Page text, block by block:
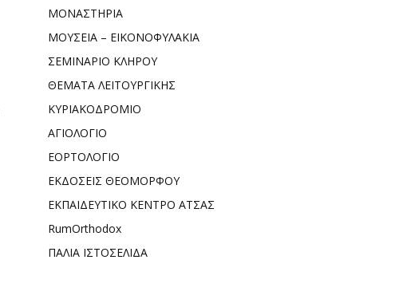
ΜΟΝΑΣΤΗΡΙΑ
ΜΟΥΣΕΙΑ – ΕΙΚΟΝΟΦΥΛΑΚΙΑ
ΣΕΜΙΝΑΡΙΟ ΚΛΗΡΟΥ
ΘΕΜΑΤΑ ΛΕΙΤΟΥΡΓΙΚΗΣ
ΚΥΡΙΑΚΟΔΡΟΜΙΟ
ΑΓΙΟΛΟΓΙΟ
ΕΟΡΤΟΛΟΓΙΟ
ΕΚΔΟΣΕΙΣ ΘΕΟΜΟΡΦΟΥ
ΕΚΠΑΙΔΕΥΤΙΚΟ ΚΕΝΤΡΟ ΑΤΣΑΣ
RumOrthodox
ΠΑΛΙΑ ΙΣΤΟΣΕΛΙΔΑ